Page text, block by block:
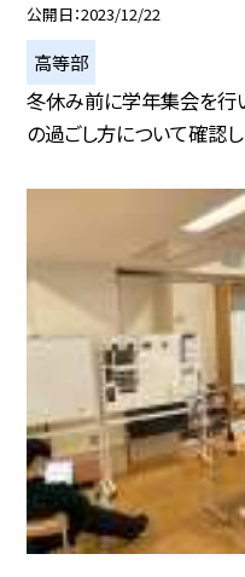
公開日 2023/12/22
高等部
冬休み前に学年集会を行
の過ごし方について確認